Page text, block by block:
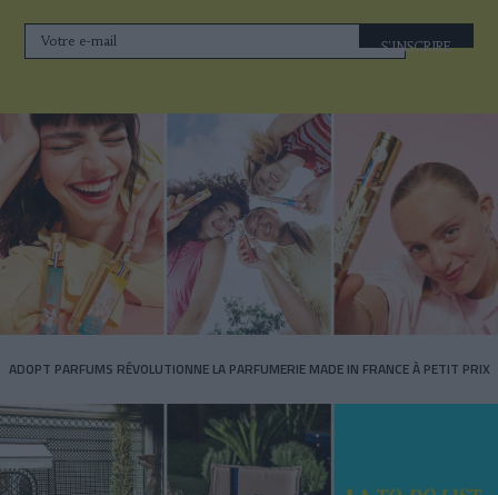
S'INSCRIRE
ADOPT PARFUMS RÉVOLUTIONNE LA PARFUMERIE MADE IN FRANCE À PETIT PRIX